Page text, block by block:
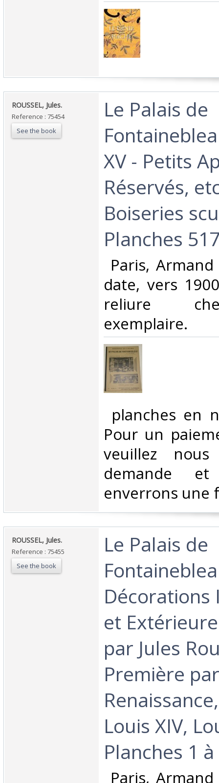
‎ROUSSEL, Jules.‎
Reference : 75454
See the book
‎Le Palais de
XV - Petits
Réservés,
Boiseries
Planches
Paris,
date, vers
reliure
exemplaire.‎
planches en
Pour un
veuillez
demande
enverrons une
‎ROUSSEL, Jules.‎
Reference : 75455
See the book
‎Le Palais de
et
par Jules
Première
Louis XIV,
Planches 1
Paris,